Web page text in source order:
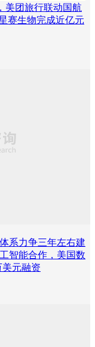
美团旅行联动国航
赛生物完成近亿元
系力争三年左右建
智能合作，美国数
美元融资